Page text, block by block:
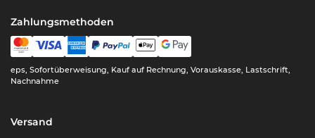
Zahlungsmethoden
eps, Sofortüberweisung, Kauf auf Rechnung, Vorauskasse, Lastschrift,
Nachnahme
Versand